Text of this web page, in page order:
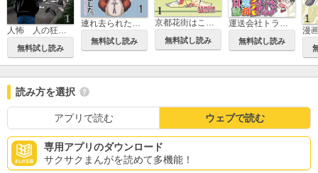
人怖 人の狂気に潜む本当の恐怖 【せらびぃ連載版】
無料試し読み
無料試し読み 無料試し読み
無料試し読み
読み方を選択
アプリで読む ウェブで読む
専用アプリのダウンロード
サクサクまんがを読めて多機能！